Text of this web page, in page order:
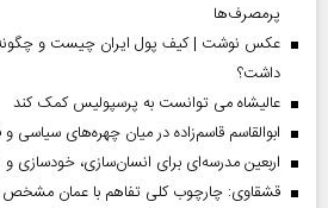
پرمصرف‌ها
عکس نوشت | کیف پول ایران چیست و
داشت؟
عالیشاه می توانست به پرسپولیس کمک کند
ابوالقاسم قاسم‌زاده در میان چهره‌های
اربعین مدرسه‌ای برای انسان‌سازی، خودسازی
قشقاوی: چارچوب کلی تفاهم با عمان